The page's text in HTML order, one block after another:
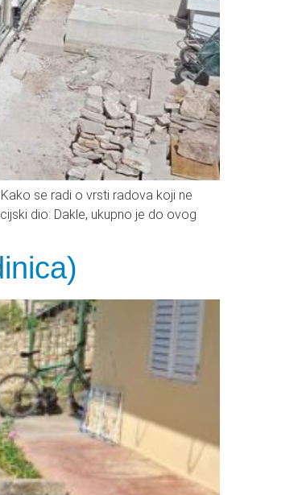
se radi o vrsti radova koji ne
dio: Dakle, ukupno je do ovog